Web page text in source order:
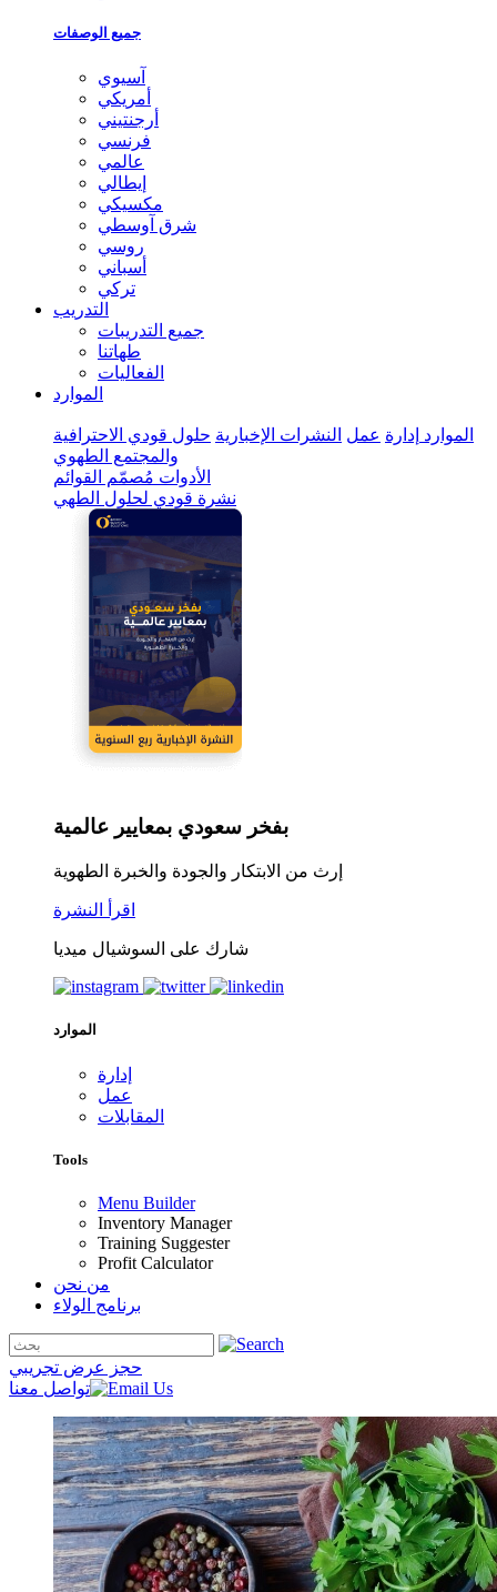
جميع الوصفات
آسيوي
أمريكي
أرجنتيني
فرنسي
عالمي
إيطالي
مكسيكي
شرق آوسطي
روسي
أسباني
تركي
التدريب
جميع التدريبات
طهاتنا
الفعاليات
الموارد
الموارد إدارة عمل النشرات الإخبارية حلول قودي الاحترافية
والمجتمع الطهوي
الأدوات مُصمّم القوائم
نشرة قودي لحلول الطهي
بفخر سعودي بمعايير عالمية
إرث من الابتكار والجودة والخبرة الطهوية
اقرأ النشرة
شارك على السوشيال ميديا
الموارد
إدارة
عمل
المقابلات
Tools
Menu Builder
Inventory Manager
Training Suggester
Profit Calculator
من نحن
برنامج الولاء
حجز عرض تجريبي
تواصل معنا